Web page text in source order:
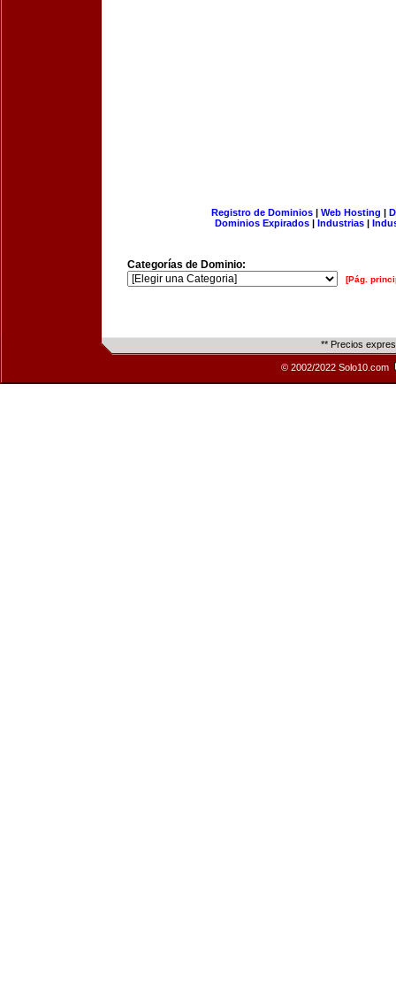
Registro de Dominios| Web Hosting |
Dominios Expirados | Industrias |
Categorías de Dominio:
[Pág.
** Precios
© 2002/2022 Solo10.com